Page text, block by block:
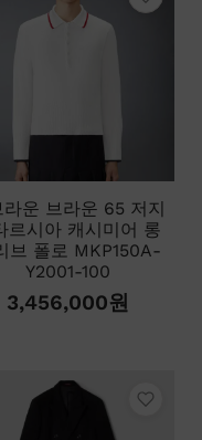
라운 브라운 65 저지
르시아 캐시미어 롱
브 폴로 MKP150A-
Y2001-100
3,456,000원